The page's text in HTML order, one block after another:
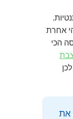
אחרת
הכי
את